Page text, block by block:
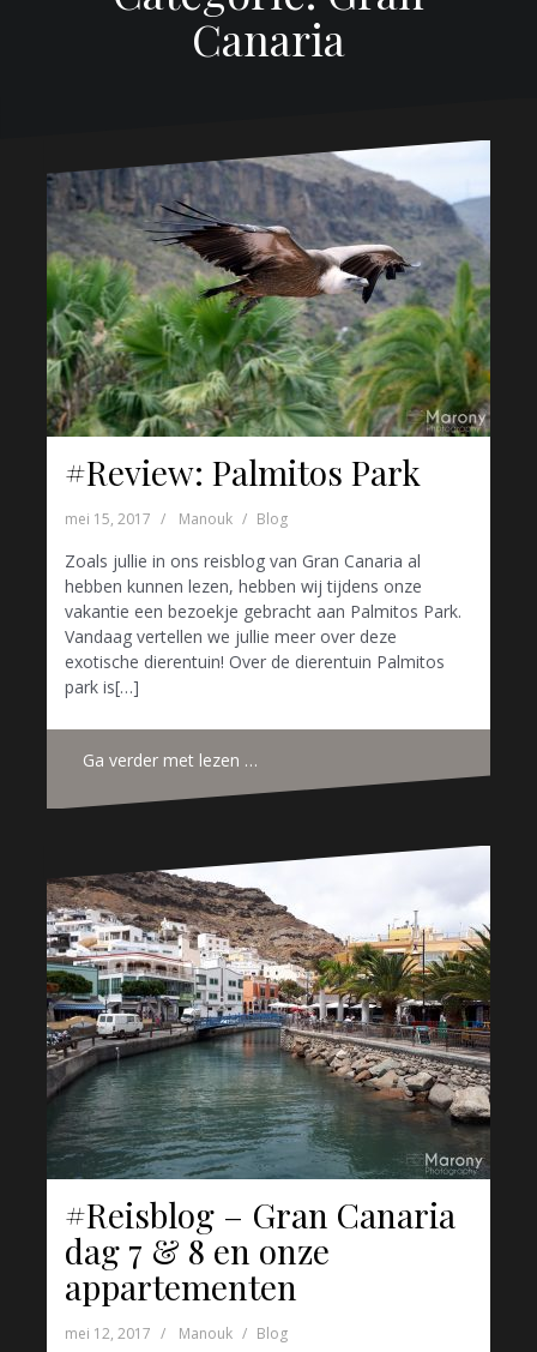
Canaria
#Review: Palmitos Park
mei 15, 2017 Manouk Blog
Zoals jullie in ons reisblog van Gran Canaria al
hebben kunnen lezen, hebben wij tijdens onze
vakantie een bezoekje gebracht aan Palmitos Park.
Vandaag vertellen we jullie meer over deze
exotische dierentuin! Over de dierentuin Palmitos
park is[…]
Ga verder met lezen …
#Reisblog – Gran Canaria
dag 7 & 8 en onze
appartementen
mei 12, 2017 Manouk Blog